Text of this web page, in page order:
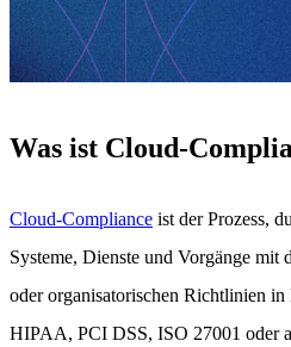
Was ist Cloud-
Cloud-Compliance ist der Prozess,
Systeme, Dienste und Vorgänge mit
oder organisatorischen Richtlinien
HIPAA, PCI DSS, ISO 27001 oder